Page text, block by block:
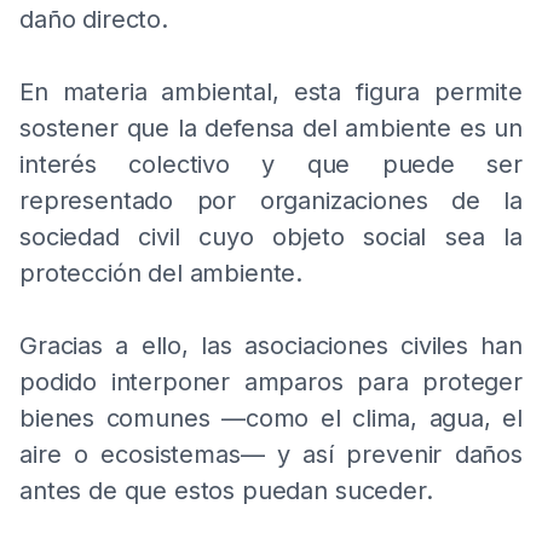
daño directo.
En materia ambiental, esta figura permite
sostener que la defensa del ambiente es un
interés colectivo y que puede ser
representado por organizaciones de la
sociedad civil cuyo objeto social sea la
protección del ambiente.
Gracias a ello, las asociaciones civiles han
podido interponer amparos para proteger
bienes comunes —como el clima, agua, el
aire o ecosistemas— y así prevenir daños
antes de que estos puedan suceder.